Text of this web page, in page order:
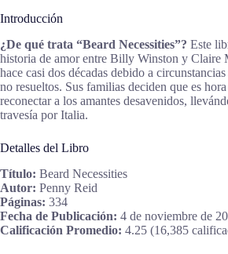
Introducción
¿De qué trata “Beard Necessities”? Este
historia de amor entre Billy Winston y Claire
hace casi dos décadas debido a
no resueltos. Sus familias deciden que es
reconectar a los amantes desavenidos,
travesía por Italia.
Detalles del Libro
Título: Beard Necessities
Autor: Penny Reid
Páginas: 334
Fecha de Publicación: 4 de noviembre de
Calificación Promedio: 4.25 (16,385